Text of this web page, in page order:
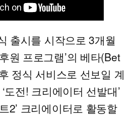
출시를 시작으로 3개월
원 프로그램’의 베타(Bet
정식 서비스로 선보일 계
도전! 크리에이터 선발대’
2’ 크리에이터로 활동할